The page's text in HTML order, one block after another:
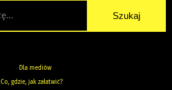
Dla mediów
Co, gdzie, jak załatwić?